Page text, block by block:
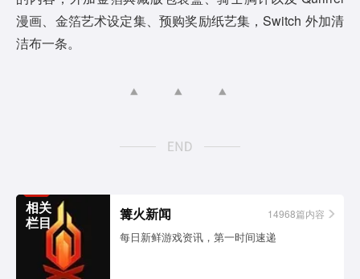
漫画、金箔艺术设定集、预购奖励纸艺集，Switch 外加清
洁布一条。
相关
栏目
篝火新闻 14968篇内容
每日新鲜游戏资讯，第一时间速递